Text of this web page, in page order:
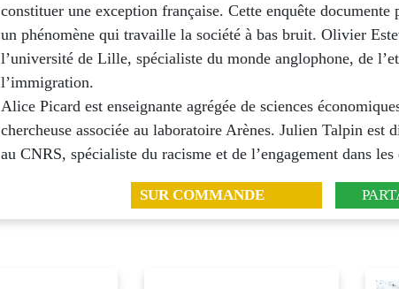
constituer une exception française. Cette enquête
un phénomène qui travaille la société à bas bruit. Olivier
l’université de Lille, spécialiste du monde anglophone, de
l’immigration.
Alice Picard est enseignante agrégée de sciences
chercheuse associée au laboratoire Arènes. Julien Talpin est
au CNRS, spécialiste du racisme et de l’engagement dans
SUR COMMANDE